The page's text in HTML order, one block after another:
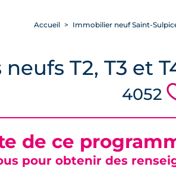
Accueil Immobilier neuf Saint-
T2, T3 et
4052
de ce
pour obtenir des